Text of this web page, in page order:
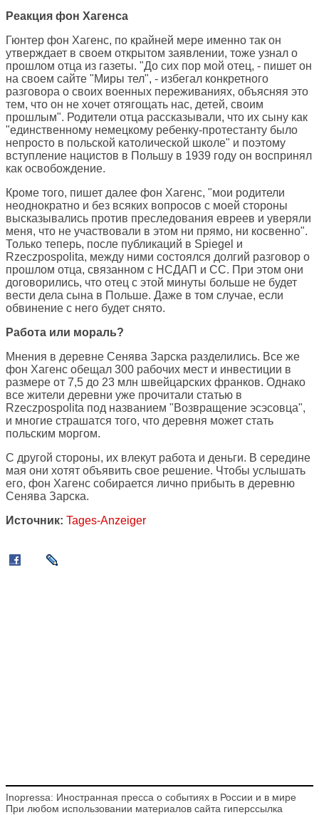
Реакция фон Хагенса
Гюнтер фон Хагенс, по крайней мере именно так он
утверждает в своем открытом заявлении, тоже узнал о
прошлом отца из газеты. "До сих пор мой отец, - пишет он
на своем сайте "Миры тел", - избегал конкретного
разговора о своих военных переживаниях, объясняя это
тем, что он не хочет отягощать нас, детей, своим
прошлым". Родители отца рассказывали, что их сыну как
"единственному немецкому ребенку-протестанту было
непросто в польской католической школе" и поэтому
вступление нацистов в Польшу в 1939 году он воспринял
как освобождение.
Кроме того, пишет далее фон Хагенс, "мои родители
неоднократно и без всяких вопросов с моей стороны
высказывались против преследования евреев и уверяли
меня, что не участвовали в этом ни прямо, ни косвенно".
Только теперь, после публикаций в Spiegel и
Rzeczpospolita, между ними состоялся долгий разговор о
прошлом отца, связанном с НСДАП и СС. При этом они
договорились, что отец с этой минуты больше не будет
вести дела сына в Польше. Даже в том случае, если
обвинение с него будет снято.
Работа или мораль?
Мнения в деревне Сенява Зарска разделились. Все же
фон Хагенс обещал 300 рабочих мест и инвестиции в
размере от 7,5 до 23 млн швейцарских франков. Однако
все жители деревни уже прочитали статью в
Rzeczpospolita под названием "Возвращение эсэсовца",
и многие страшатся того, что деревня может стать
польским моргом.
С другой стороны, их влекут работа и деньги. В середине
мая они хотят объявить свое решение. Чтобы услышать
его, фон Хагенс собирается лично прибыть в деревню
Сенява Зарска.
Источник: Tages-Anzeiger
Inopressa: Иностранная пресса о событиях в России и в мире
При любом использовании материалов сайта гиперссылка